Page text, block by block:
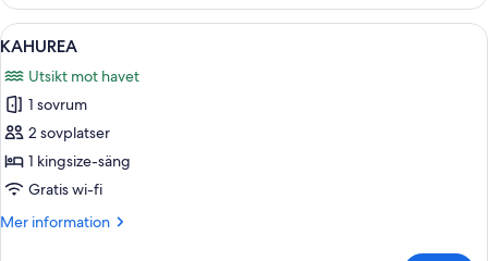
sovrum
havsutsikt
Öppna
alla
foton
för
KAHUREA
Ett litet hus i ett våningsplan med
19
KAHUREA
Utsikt mot havet
1 sovrum
2 sovplatser
1 kingsize-säng
Gratis wi-fi
Mer information
Mer